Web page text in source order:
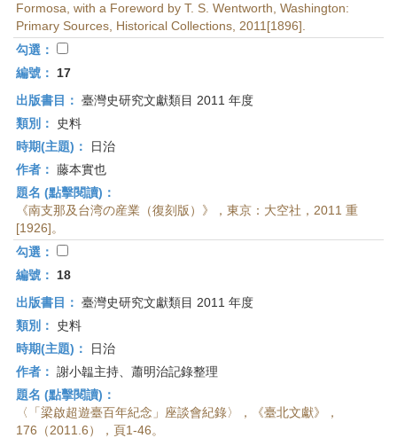
Formosa, with a Foreword by T. S. Wentworth, Washington:
Primary Sources, Historical Collections, 2011[1896].
勾選：
編號：
17
出版書目： 臺灣史研究文獻類目 2011 年度
類別：
史料
時期(主題)：
日治
作者： 藤本實也
題名 (點擊閱讀)：
《南支那及台湾の産業（復刻版）》，東京：大空社，2011 重
[1926]。
勾選：
編號：
18
出版書目： 臺灣史研究文獻類目 2011 年度
類別：
史料
時期(主題)：
日治
作者： 謝小韞主持、蕭明治記錄整理
題名 (點擊閱讀)：
〈「梁啟超遊臺百年紀念」座談會紀錄〉，《臺北文獻》，
176（2011.6），頁1-46。